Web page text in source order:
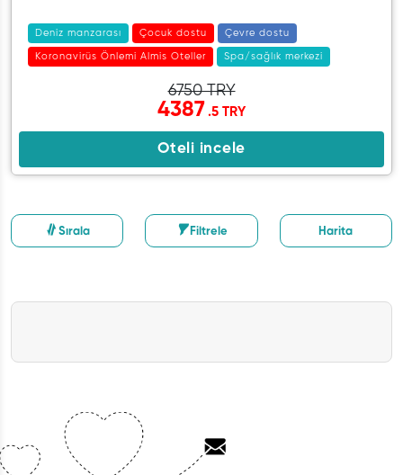
Deniz manzarası Çocuk dostu Çevre dostu
Koronavirüs Önlemi Almis Oteller Spa/sağlık merkezi
6750 TRY
4387.5 TRY
Oteli incele
Sırala Filtrele Harita